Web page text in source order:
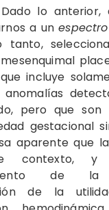
lo anterior,
a un
tanto,
incluye
anomalías
pero que son
gestacional
aparente que la
contexto,
de la
de la